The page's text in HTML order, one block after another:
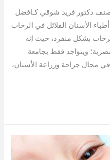
دكتور فريد شوقي كـافضل
الأسنان القلائل في الرحاب
بشكل منفرد، حيث إنه
ويتواجد فقط بجامعة
في مجال جراحة وزراعة الأسنان،